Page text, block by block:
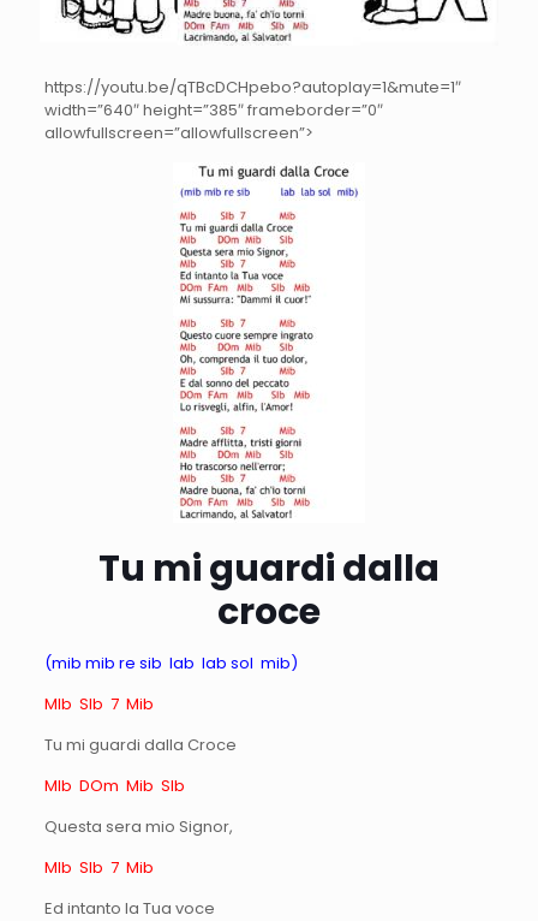
https://youtu.be/qTBcDCHpebo?autoplay=1&mute=1″
width=”640″ height=”385″ frameborder=”0″
allowfullscreen=”allowfullscreen”>
Tu mi guardi dalla
croce
(mib mib re sib lab lab sol mib)
MIb SIb 7 Mib
Tu mi guardi dalla Croce
MIb DOm Mib SIb
Questa sera mio Signor,
MIb SIb 7 Mib
Ed intanto la Tua voce